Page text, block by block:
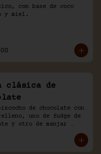
con base de coco
y miel.
clásica de
de chocolate con
uno de fudge de
y otro de manjar
Cubierto en más fudge y